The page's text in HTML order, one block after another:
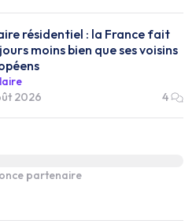
résidentiel : la France fait
moins bien que ses voisins
2026
4
partenaire